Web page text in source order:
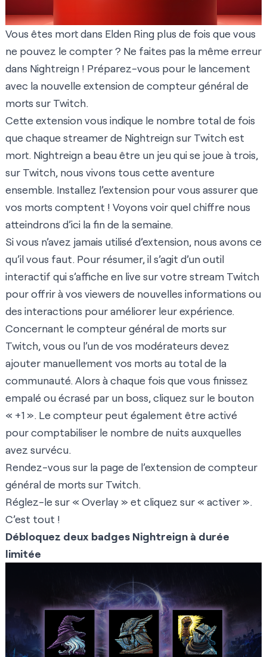
Vous êtes mort dans Elden Ring plus de fois que vous
ne pouvez le compter ? Ne faites pas la même erreur
dans Nightreign ! Préparez-vous pour le lancement
avec la nouvelle extension de compteur général de
morts sur Twitch.
Cette extension vous indique le nombre total de fois
que chaque streamer de Nightreign sur Twitch est
mort. Nightreign a beau être un jeu qui se joue à trois,
sur Twitch, nous vivons tous cette aventure
ensemble. Installez l’extension pour vous assurer que
vos morts comptent ! Voyons voir quel chiffre nous
atteindrons d’ici la fin de la semaine.
Si vous n’avez jamais utilisé d’extension, nous avons ce
qu’il vous faut. Pour résumer, il s’agit d’un outil
interactif qui s’affiche en live sur votre stream Twitch
pour offrir à vos viewers de nouvelles informations ou
des interactions pour améliorer leur expérience.
Concernant le compteur général de morts sur
Twitch, vous ou l’un de vos modérateurs devez
ajouter manuellement vos morts au total de la
communauté. Alors à chaque fois que vous finissez
empalé ou écrasé par un boss, cliquez sur le bouton
« +1 ». Le compteur peut également être activé
pour comptabiliser le nombre de nuits auxquelles
avez survécu.
Rendez-vous sur la page de l’extension de compteur
général de morts sur Twitch.
Réglez-le sur « Overlay » et cliquez sur « activer ».
C’est tout !
Débloquez deux badges Nightreign à durée
limitée